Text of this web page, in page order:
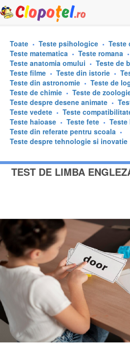
Toate Teste psihologice
Teste
Teste matematica
Teste romana
Teste anatomia omului
Teste de
Teste filme
Teste din istorie
Teste din astronomie
Teste de
Teste de chimie
Teste de
Teste despre desene animate
Teste vedete
Teste
Teste haioase
Teste fete Teste
Teste din referate pentru scoala
Teste despre tehnologie si inovatie
TEST DE LIMBA